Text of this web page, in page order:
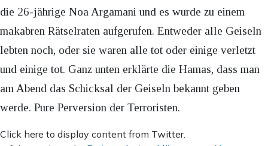
die 26-jährige Noa Argamani und es wurde zu einem
makabren Rätselraten aufgerufen. Entweder alle Geiseln
lebten noch, oder sie waren alle tot oder einige verletzt
und einige tot. Ganz unten erklärte die Hamas, dass man
am Abend das Schicksal der Geiseln bekannt geben
werde. Pure Perversion der Terroristen.
Inhalt
Click here to display content from Twitter.